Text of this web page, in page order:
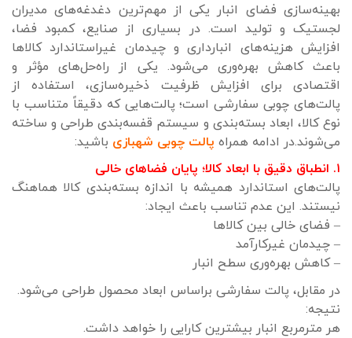
بهینه‌سازی فضای انبار یکی از مهم‌ترین دغدغه‌های مدیران
لجستیک و تولید است. در بسیاری از صنایع، کمبود فضا،
افزایش هزینه‌های انبارداری و چیدمان غیراستاندارد کالاها
باعث کاهش بهره‌وری می‌شود. یکی از راه‌حل‌های مؤثر و
اقتصادی برای افزایش ظرفیت ذخیره‌سازی، استفاده از
پالت‌های چوبی سفارشی است؛ پالت‌هایی که دقیقاً متناسب با
نوع کالا، ابعاد بسته‌بندی و سیستم قفسه‌بندی طراحی و ساخته
می‌شوند.در ادامه همراه پالت چوبی شهبازی باشید:
۱. انطباق دقیق با ابعاد کالا؛ پایان فضاهای خالی
پالت‌های استاندارد همیشه با اندازه بسته‌بندی کالا هماهنگ
نیستند. این عدم تناسب باعث ایجاد:
– فضای خالی بین کالاها
– چیدمان غیرکارآمد
– کاهش بهره‌وری سطح انبار
در مقابل، پالت سفارشی براساس ابعاد محصول طراحی می‌شود.
نتیجه:
هر مترمربع انبار بیشترین کارایی را خواهد داشت.